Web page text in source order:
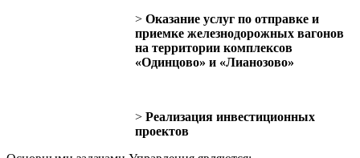
> Оказание услуг по отправке и
приемке железнодорожных вагонов
на территории комплексов
«Одинцово» и «Лианозово»
> Реализация инвестиционных
проектов